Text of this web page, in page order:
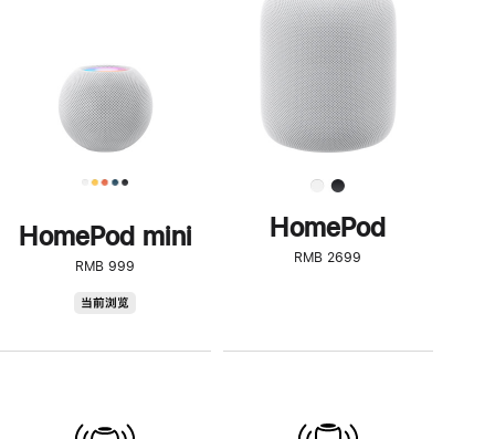
HomePod mini
RMB 999
当前浏览
了
解
HomePod<
HomePod
RMB 2699